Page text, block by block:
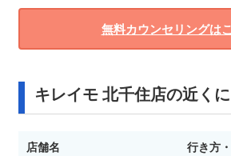
無料カウンセリングは
キレイモ 北千住店の近く
店舗名 行き方